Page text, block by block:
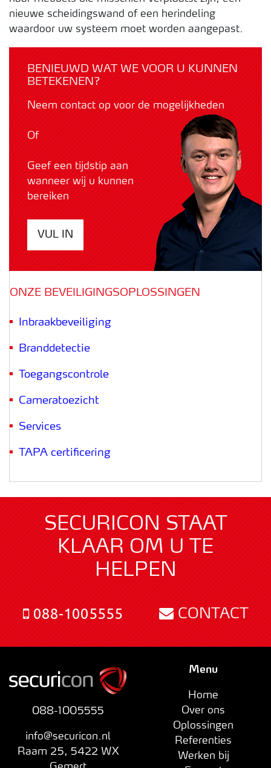
nieuwe scheidingswand of een herindeling
waardoor uw systeem moet worden aangepast.
BENIEUWD WAT WE VOOR U KUNNEN
BETEKENEN?
Neem contact op voor de mogelijkheden
Of
Geef een tijdstip aan
wanneer wij u kunnen
bereiken
VUL IN
ONZE BEVEILIGINGSOPLOSSINGEN
Inbraakbeveiliging
Branddetectie
Toegangscontrole
Cameratoezicht
Services
TAPA certificering
SECURICON STAAT
KLAAR OM U TE
HELPEN
088-1005555 CONTACT
088-1005555
info@securicon.nl
Raam 25, 5422 WX
Menu
Home
Over ons
Oplossingen
Referenties
Werken bij